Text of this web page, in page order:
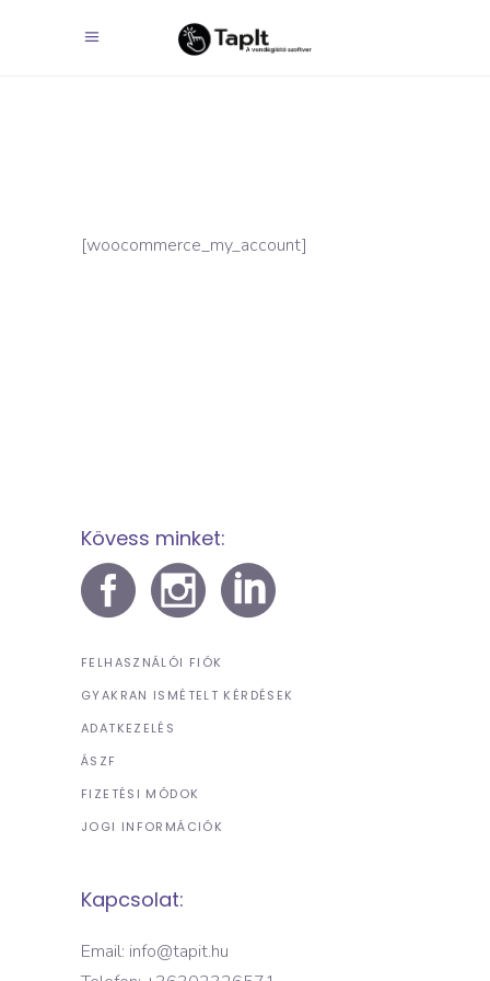
[woocommerce_my_account]
Kövess minket:
FELHASZNÁLÓI FIÓK
GYAKRAN ISMÉTELT KÉRDÉSEK
ADATKEZELÉS
ÁSZF
FIZETÉSI MÓDOK
JOGI INFORMÁCIÓK
Kapcsolat:
Email: info@tapit.hu